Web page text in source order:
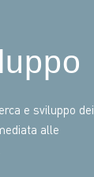
e sviluppo dei
alle